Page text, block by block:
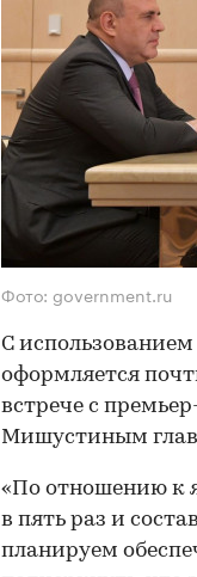
Фото: government.ru
С
оформляется
встрече с
Мишустиным
«По отношению к
в пять раз и
планируем